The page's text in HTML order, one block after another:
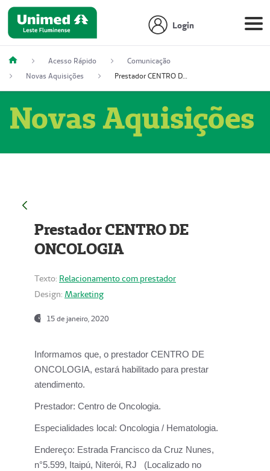
Login
Acesso Rápido
Comunicação
Novas Aquisições
Prestador CENTRO DE ONCOLOGIA
Novas Aquisições
Prestador CENTRO DE
ONCOLOGIA
Texto: Relacionamento com prestador
Design: Marketing
15 de janeiro, 2020
Informamos que, o prestador CENTRO DE
ONCOLOGIA, estará habilitado para prestar
atendimento.
Prestador: Centro de Oncologia.
Especialidades local: Oncologia / Hematologia.
Endereço: Estrada Francisco da Cruz Nunes,
n°5.599, Itaipú, Niterói, RJ (Localizado no